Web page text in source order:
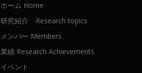
ホーム Home
研究紹介 Research topics
メンバー Members
業績 Research Achievements
イベント